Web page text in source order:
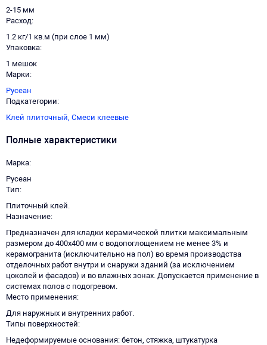
2-15 мм
Расход
1.2 кг/1 кв.м (при слое 1 мм)
Упаковка
1 мешок
Марки
Русеан
Подкатегории
Клей плиточный, Смеси клеевые
Полные характеристики
Марка
Русеан
Тип
Плиточный клей.
Назначение
Предназначен для кладки керамической плитки максимальным
размером до 400х400 мм с водопоглощением не менее 3% и
керамогранита (исключительно на пол) во время производства
отделочных работ внутри и снаружи зданий (за исключением
цоколей и фасадов) и во влажных зонах. Допускается применение в
системах полов с подогревом.
Место применения
Для наружных и внутренних работ.
Типы поверхностей
Недеформируемые основания: бетон, стяжка, штукатурка